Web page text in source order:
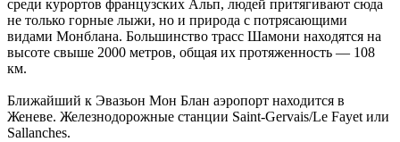
среди курортов французских Альп, людей притягивают сюда
не только горные лыжи, но и природа с потрясающими
видами Монблана. Большинство трасс Шамони находятся на
высоте свыше 2000 метров, общая их протяженность — 108
км.
Ближайший к Эвазьон Мон Блан аэропорт находится в
Женеве. Железнодорожные станции Saint-Gervais/Le Fayet или
Sallanches.